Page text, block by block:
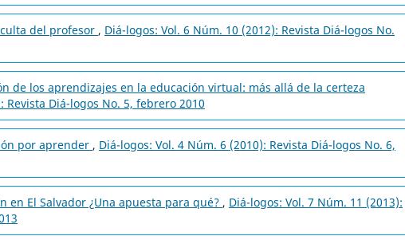
del profesor , Diá-logos: Vol. 6 Núm. 10 (2012): Revista Diá-logos No.
de los aprendizajes en la educación virtual: más allá de la certeza
Revista Diá-logos No. 5, febrero 2010
por aprender , Diá-logos: Vol. 4 Núm. 6 (2010): Revista Diá-logos No. 6,
en El Salvador ¿Una apuesta para qué? , Diá-logos: Vol. 7 Núm. 11 (2013):